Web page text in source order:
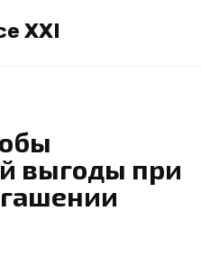
XXI
выгоды при